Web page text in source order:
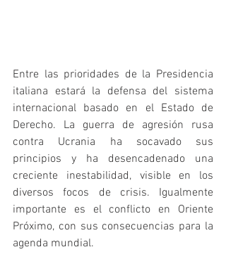
Entre las prioridades de la Presidencia
italiana estará la defensa del sistema
internacional basado en el Estado de
Derecho. La guerra de agresión rusa
contra Ucrania ha socavado sus
principios y ha desencadenado una
creciente inestabilidad, visible en los
diversos focos de crisis. Igualmente
importante es el conflicto en Oriente
Próximo, con sus consecuencias para la
agenda mundial.